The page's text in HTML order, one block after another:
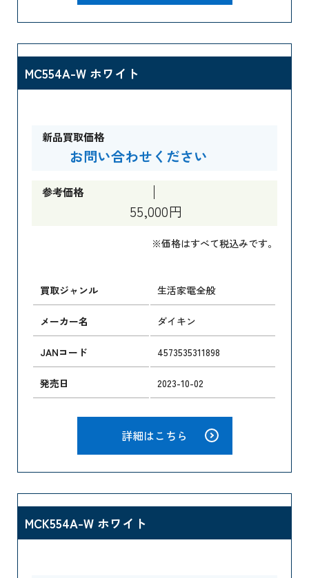
MC554A-W ホワイト
新品買取価格
お問い合わせください
参考価格
55,000円
※価格はすべて税込みです。
買取ジャンル 生活家電全般
メーカー名 ダイキン
JANコード 4573535311898
発売日 2023-10-02
詳細はこちら
MCK554A-W ホワイト